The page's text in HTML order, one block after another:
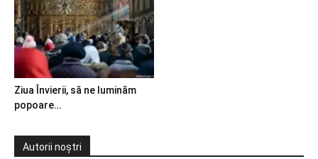
Ziua Învierii, să ne luminăm
popoare…
Autorii noștri